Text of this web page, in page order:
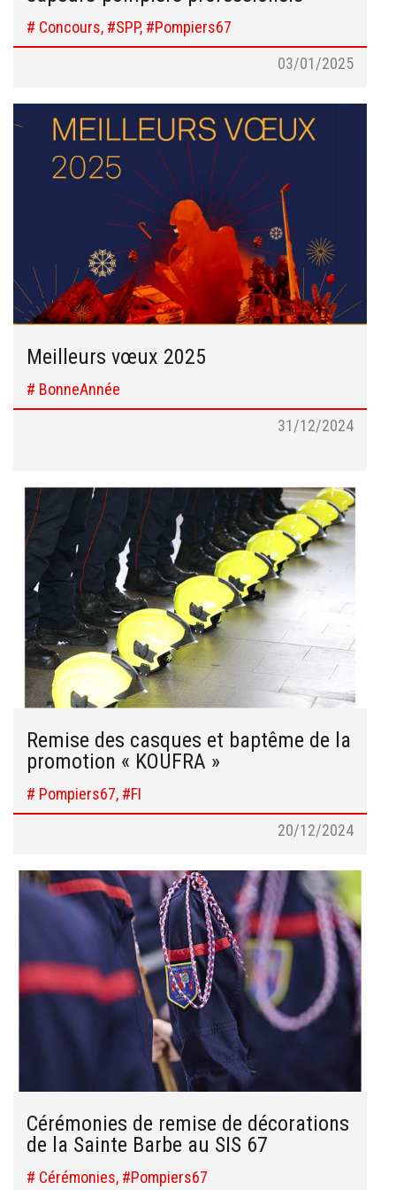
# Concours, #SPP, #Pompiers67
03/01/2025
Meilleurs vœux 2025
# BonneAnnée
31/12/2024
Remise des casques et baptême de la
promotion « KOUFRA »
# Pompiers67, #FI
20/12/2024
Cérémonies de remise de décorations
de la Sainte Barbe au SIS 67
# Cérémonies, #Pompiers67